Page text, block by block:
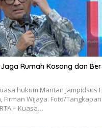
Rumah Kosong dan
hukum Mantan Jampidsus
Firman Wijaya. Foto/
– Kuasa…